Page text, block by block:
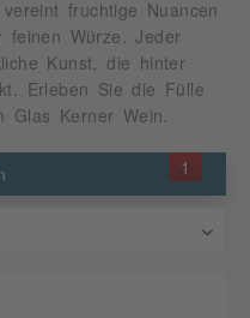
fruchtige Nuancen
feinen Würze. Jeder
Kunst, die hinter
Erleben Sie die Fülle
Kerner Wein.
1